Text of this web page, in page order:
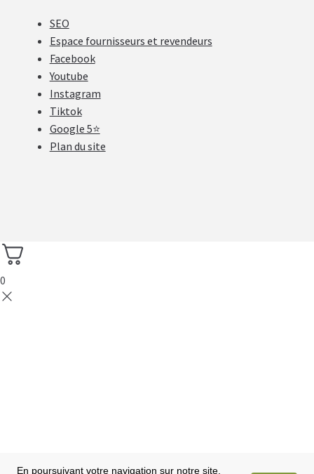
SEO
Espace fournisseurs et revendeurs
Facebook
Youtube
Instagram
Tiktok
Google 5⭐
Plan du site
0
En poursuivant votre navigation sur notre site,